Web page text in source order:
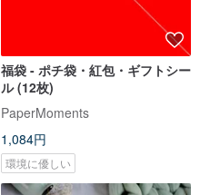
福袋 - ポチ袋・紅包・ギフトシー
ル (12枚)
PaperMoments
1,084円
環境に優しい